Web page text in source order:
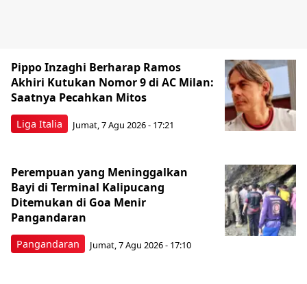
Liga Italia
Pippo Inzaghi Berharap Ramos
Akhiri Kutukan Nomor 9 di AC Milan:
Saatnya Pecahkan Mitos
Jumat, 7 Agu 2026 - 17:21
Pangandaran
Perempuan yang Meninggalkan
Bayi di Terminal Kalipucang
Ditemukan di Goa Menir
Pangandaran
Jumat, 7 Agu 2026 - 17:10